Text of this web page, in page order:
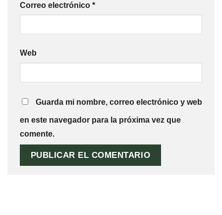
Correo electrónico *
Web
Guarda mi nombre, correo electrónico y web
en este navegador para la próxima vez que
comente.